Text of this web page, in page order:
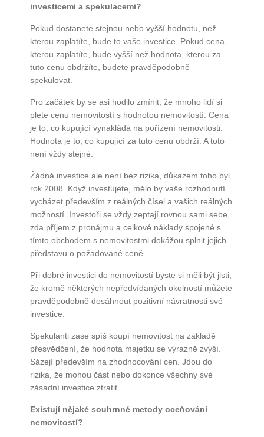
investicemi a spekulacemi?
Pokud dostanete stejnou nebo vyšší hodnotu, než
kterou zaplatíte, bude to vaše investice. Pokud cena,
kterou zaplatíte, bude vyšší než hodnota, kterou za
tuto cenu obdržíte, budete pravděpodobně
spekulovat.
Pro začátek by se asi hodilo zmínit, že mnoho lidí si
plete cenu nemovitostí s hodnotou nemovitostí. Cena
je to, co kupující vynakládá na pořízení nemovitosti.
Hodnota je to, co kupující za tuto cenu obdrží. A toto
není vždy stejné.
Žádná investice ale není bez rizika, důkazem toho byl
rok 2008. Když investujete, mělo by vaše rozhodnutí
vycházet především z reálných čísel a vašich reálných
možností. Investoři se vždy zeptají rovnou sami sebe,
zda příjem z pronájmu a celkové náklady spojené s
tímto obchodem s nemovitostmi dokážou splnit jejich
představu o požadované ceně.
Při dobré investici do nemovitostí byste si měli být jisti,
že kromě některých nepředvídaných okolností můžete
pravděpodobně dosáhnout pozitivní návratnosti své
investice.
Spekulanti zase spíš koupí nemovitost na základě
přesvědčení, že hodnota majetku se výrazně zvýší.
Sázejí především na zhodnocování cen. Jdou do
rizika, že mohou část nebo dokonce všechny své
zásadní investice ztratit.
Existují nějaké souhrnné metody oceňování
nemovitostí?